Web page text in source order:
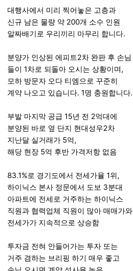
대행사에서 미리 찍어놓은 고층과
신규 남은 물량 약 200개 소수 인원
알짜배기로 우리끼리 마무리 합니다.
분양가 인상된 에피트2차 완판 후 손님
들이 1차로 되돌아 오시는 상황이며,
모하 방문자 오다 티엠으로 꾸준히
계약 나오고 있습니다. 1명 충원합니다.
부발 마지막 공급 15년 전 2억대에
분양된 바로 옆 단지 현대성우2차
지난달 실거래가 5억,
해당 현장 5억 후반 가격저항 없음
83.1%로 경기도에서 전세가율 1위,
하이닉스 본사 정문에서 도보 3분대
아파트에 전세로 거주하는 하이닉스
직원과 협력업체 직원이 많아 매매가와
전세가가 지속적으로 상승함
투자금 전혀 안들어가는 투자 또는
거주 겸하는 브리핑 하기 매우 좋고